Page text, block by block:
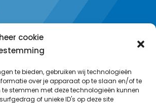
cookie
te bieden, gebruiken wij technologieën
over je apparaat op te slaan en/of te
stemmen met deze technologieën kunnen
of unieke ID's op deze site